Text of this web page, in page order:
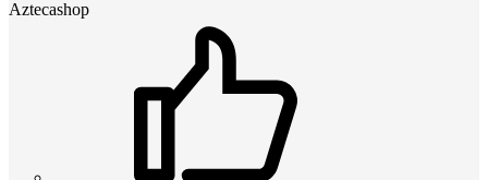
Aztecashop